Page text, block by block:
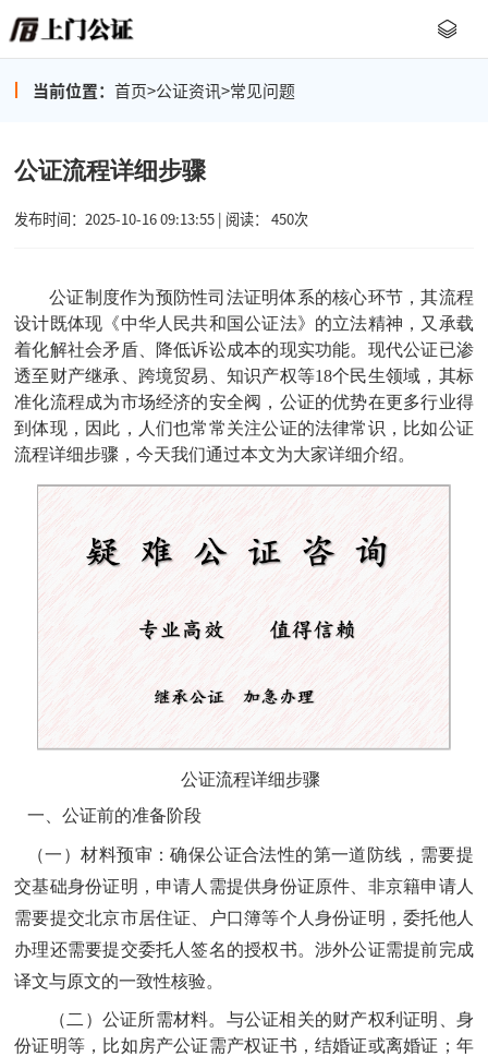
当前位置： 首页>公证资讯>常见问题
公证流程详细步骤
发布时间：2025-10-16 09:13:55 | 阅读： 450次
公证制度作为预防性司法证明体系的核心环节，其流程
设计既体现《中华人民共和国公证法》的立法精神，又承载
着化解社会矛盾、降低诉讼成本的现实功能。现代公证已渗
透至财产继承、跨境贸易、知识产权等18个民生领域，其标
准化流程成为市场经济的安全阀，公证的优势在更多行业得
到体现，因此，人们也常常关注公证的法律常识，比如公证
流程详细步骤，今天我们通过本文为大家详细介绍。
公证流程详细步骤
一、公证前的准备阶段
（一）材料预审：确保公证合法性的第一道防线，需要提
交基础身份证明，申请人需提供身份证原件、非京籍申请人
需要提交北京市居住证、户口簿等个人身份证明，委托他人
办理还需要提交委托人签名的授权书。涉外公证需提前完成
译文与原文的一致性核验。
（二）公证所需材料。与公证相关的财产权利证明、身
份证明等，比如房产公证需产权证书，结婚证或离婚证；年